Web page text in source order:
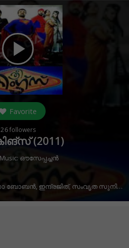
play_arrow
Favorite
26followers
(2011)
Music: ഔസേപ്പച്ചൻ
ബോബൻ, ഇന്ദ്രജിത്, സംവൃത സുനിൽ